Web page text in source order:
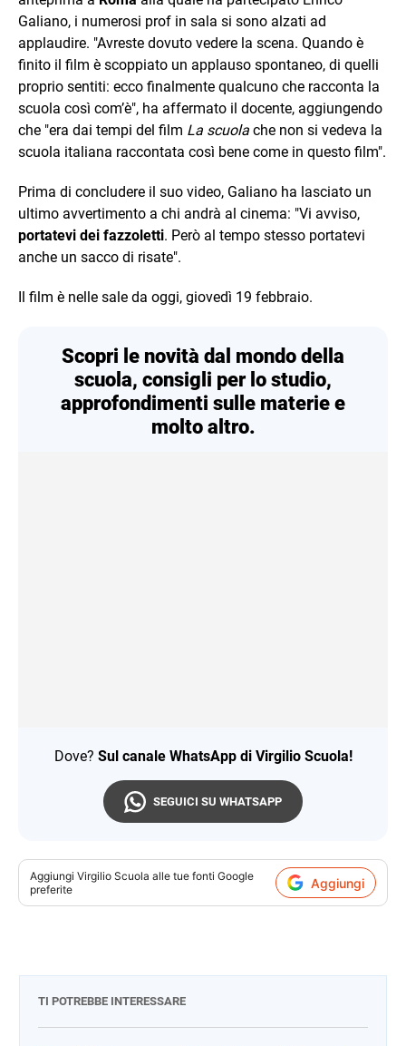
Galiano, i numerosi prof in sala si sono alzati ad
applaudire. "Avreste dovuto vedere la scena. Quando è
finito il film è scoppiato un applauso spontaneo, di quelli
proprio sentiti: ecco finalmente qualcuno che racconta la
scuola così com’è", ha affermato il docente, aggiungendo
che "era dai tempi del film La scuola che non si vedeva la
scuola italiana raccontata così bene come in questo film".
Prima di concludere il suo video, Galiano ha lasciato un
ultimo avvertimento a chi andrà al cinema: "Vi avviso,
portatevi dei fazzoletti. Però al tempo stesso portatevi
anche un sacco di risate".
Il film è nelle sale da oggi, giovedì 19 febbraio.
Scopri le novità dal mondo della
scuola, consigli per lo studio,
approfondimenti sulle materie e
molto altro.
Dove? Sul canale WhatsApp di Virgilio Scuola!
SEGUICI SU WHATSAPP
Aggiungi Virgilio Scuola alle tue fonti Google
preferite
Aggiungi
TI POTREBBE INTERESSARE